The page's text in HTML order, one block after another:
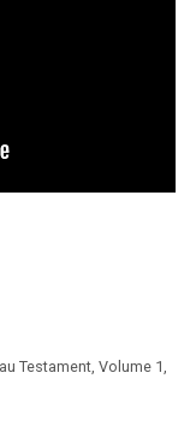
Testament, Volume 1,